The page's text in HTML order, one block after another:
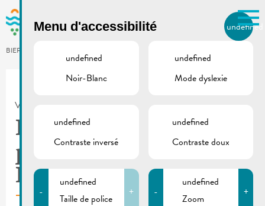
Skip to main content
BIERGER.REMICH.LU
Utilisez la recherche pour
Comme par exemple des contacts, des
VILLE DE REMICH / ACTUALITÉ
Info collecte porte-à-
porte | UNICEF
Luxembourg
Menu d'accessibilité undefined
undefined
Noir-Blanc
undefined
Mode dyslexie
undefined
Contraste inversé
undefined
Contraste doux
-
undefined
Taille de police
+ -
undefined
Zoom
+